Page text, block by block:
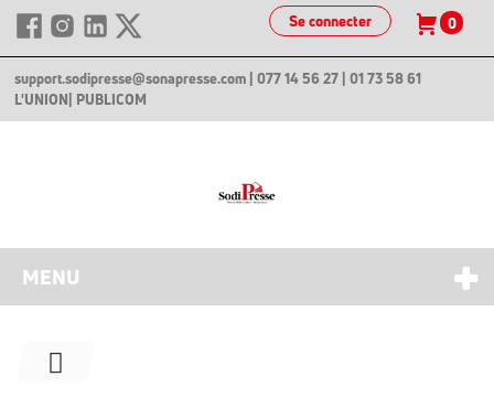
Se connecter 0
support.sodipresse@sonapresse.com | 077 14 56 27 | 01 73 58 61
L'UNION | PUBLICOM
MENU